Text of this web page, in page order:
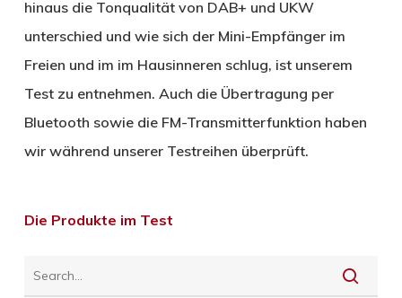
hinaus die Tonqualität von DAB+ und UKW
unterschied und wie sich der Mini-Empfänger im
Freien und im im Hausinneren schlug, ist unserem
Test zu entnehmen. Auch die Übertragung per
Bluetooth sowie die FM-Transmitterfunktion haben
wir während unserer Testreihen überprüft.
Die Produkte im Test